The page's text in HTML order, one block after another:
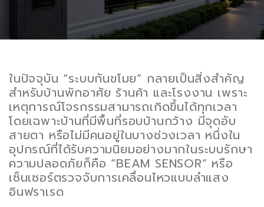
ในปัจจุบัน “ระบบกันขโมย” กลายเป็นสิ่งสำคัญ
สำหรับบ้านพักอาศัย ร้านค้า และโรงงาน เพราะ
เหตุการณ์โจรกรรมสามารถเกิดขึ้นได้ทุกเวลา
โดยเฉพาะบ้านที่มีพื้นที่รอบบ้านกว้าง มีจุดอับ
สายตา หรือไม่มีคนอยู่ในบางช่วงเวลา หนึ่งใน
อุปกรณ์ที่ได้รับความนิยมอย่างมากในระบบรักษา
ความปลอดภัยก็คือ “BEAM SENSOR” หรือ
เซ็นเซอร์ตรวจจับการเคลื่อนไหวแบบลำแสง
อินฟราเรด